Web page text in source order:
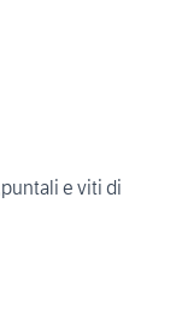
e viti di